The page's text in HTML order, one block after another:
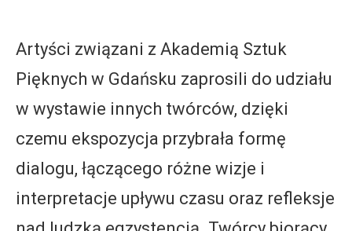
Artyści związani z Akademią Sztuk
Pięknych w Gdańsku zaprosili do udziału
w wystawie innych twórców, dzięki
czemu ekspozycja przybrała formę
dialogu, łączącego różne wizje i
interpretacje upływu czasu oraz refleksje